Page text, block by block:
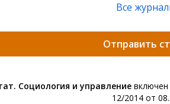
Все
Отправить
Социология и управление
12/2014 от